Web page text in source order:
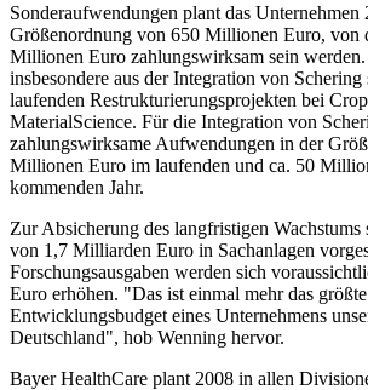
Sonderaufwendungen plant das Unternehmen
Größenordnung von 650 Millionen Euro, von
Millionen Euro zahlungswirksam sein werden.
insbesondere aus der Integration von Schering
laufenden Restrukturierungsprojekten bei
MaterialScience. Für die Integration von
zahlungswirksame Aufwendungen in der
Millionen Euro im laufenden und ca. 50
kommenden Jahr.
Zur Absicherung des langfristigen Wachstums
von 1,7 Milliarden Euro in Sachanlagen
Forschungsausgaben werden sich
Euro erhöhen. "Das ist einmal mehr das
Entwicklungsbudget eines Unternehmens
Deutschland", hob Wenning hervor.
Bayer HealthCare plant 2008 in allen